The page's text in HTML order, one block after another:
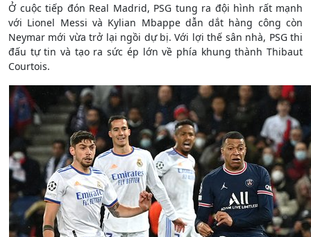
Ở cuộc tiếp đón Real Madrid, PSG tung ra đội hình rất mạnh
với Lionel Messi và Kylian Mbappe dẫn dắt hàng công còn
Neymar mới vừa trở lại ngồi dự bị. Với lợi thế sân nhà, PSG thi
đấu tự tin và tạo ra sức ép lớn về phía khung thành Thibaut
Courtois.